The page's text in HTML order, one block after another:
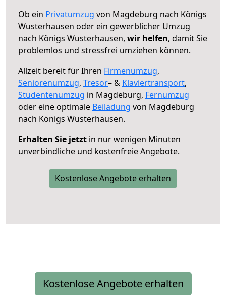
Ob ein Privatumzug von Magdeburg nach Königs
Wusterhausen oder ein gewerblicher Umzug
nach Königs Wusterhausen, wir helfen, damit Sie
problemlos und stressfrei umziehen können.
Allzeit bereit für Ihren Firmenumzug,
Seniorenumzug, Tresor– & Klaviertransport,
Studentenumzug in Magdeburg, Fernumzug
oder eine optimale Beiladung von Magdeburg
nach Königs Wusterhausen.
Erhalten Sie jetzt in nur wenigen Minuten
unverbindliche und kostenfreie Angebote.
Kostenlose Angebote erhalten
Kostenlose Angebote erhalten